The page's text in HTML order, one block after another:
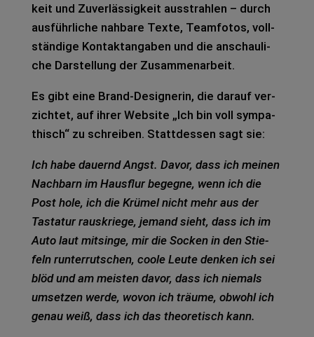
keit und Zuver­läs­sig­keit aus­strah­len – durch
aus­führ­li­che nah­ba­re Texte, Team­fo­tos, voll­
stän­di­ge Kon­takt­an­ga­ben und die anschau­li­
che Dar­stel­lung der Zusam­men­ar­beit.
Es gibt eine Brand-Desi­gne­rin, die dar­auf ver­
zich­tet, auf ihrer Web­site „Ich bin voll sym­pa­
thisch“ zu schrei­ben. Statt­des­sen sagt sie:
Ich habe dau­ernd Angst. Davor, dass ich mei­nen
Nach­barn im Haus­flur begeg­ne, wenn ich die
Post hole, ich die Krü­mel nicht mehr aus der
Tas­ta­tur raus­krie­ge, jemand sieht, dass ich im
Auto laut mit­sin­ge, mir die Socken in den Stie­
feln run­ter­rut­schen, coole Leute den­ken ich sei
blöd und am meis­ten davor, dass ich nie­mals
umset­zen werde, wovon ich träu­me, obwohl ich
genau weiß, dass ich das theo­re­tisch kann.